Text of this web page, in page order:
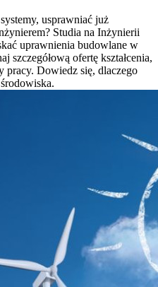
usprawniać już
Studia na Inżynierii
uprawnienia budowlane w
szczegółową ofertę kształcenia,
pracy. Dowiedz się, dlaczego